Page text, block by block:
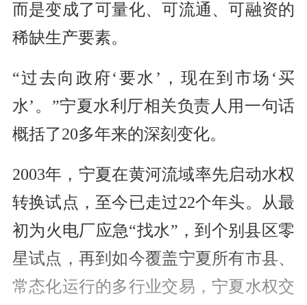
而是变成了可量化、可流通、可融资的
稀缺生产要素。
“过去向政府‘要水’，现在到市场‘买
水’。”宁夏水利厅相关负责人用一句话
概括了20多年来的深刻变化。
2003年，宁夏在黄河流域率先启动水权
转换试点，至今已走过22个年头。从最
初为火电厂应急“找水”，到个别县区零
星试点，再到如今覆盖宁夏所有市县、
常态化运行的多行业交易，宁夏水权交